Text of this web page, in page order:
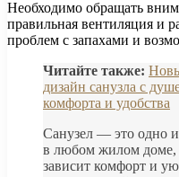
Необходимо обращать
правильная вентиляция и
проблем с запахами и
Читайте также:
дизайн санузла с
комфорта и удобства
Санузел — это одно
в любом жилом доме,
зависит комфорт и